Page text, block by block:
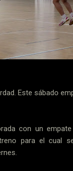
Este sábado
con un
para el cual